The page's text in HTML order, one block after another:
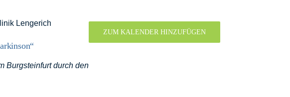
Lengerich
Burgsteinfurt durch den
ZUM KALENDER HINZUFÜGEN